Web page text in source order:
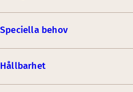
Speciella behov
Hållbarhet